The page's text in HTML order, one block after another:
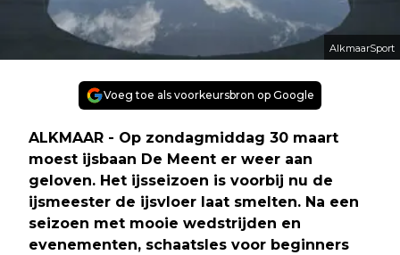
AlkmaarSport
Voeg toe als voorkeursbron op Google
ALKMAAR - Op zondagmiddag 30 maart
moest ijsbaan De Meent er weer aan
geloven. Het ijsseizoen is voorbij nu de
ijsmeester de ijsvloer laat smelten. Na een
seizoen met mooie wedstrijden en
evenementen, schaatsles voor beginners